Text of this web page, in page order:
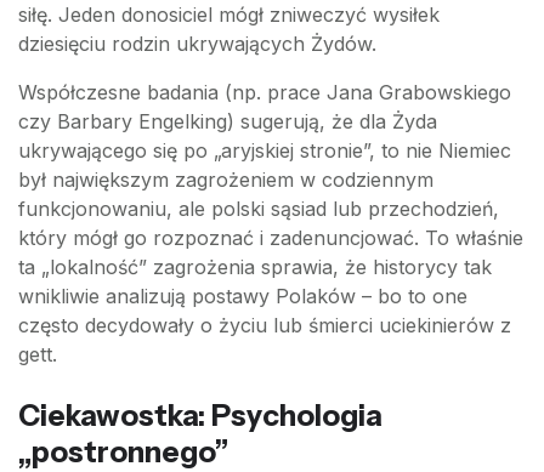
siłę. Jeden donosiciel mógł zniweczyć wysiłek
dziesięciu rodzin ukrywających Żydów.
Współczesne badania (np. prace Jana Grabowskiego
czy Barbary Engelking) sugerują, że dla Żyda
ukrywającego się po „aryjskiej stronie”, to nie Niemiec
był największym zagrożeniem w codziennym
funkcjonowaniu, ale polski sąsiad lub przechodzień,
który mógł go rozpoznać i zadenuncjować. To właśnie
ta „lokalność” zagrożenia sprawia, że historycy tak
wnikliwie analizują postawy Polaków – bo to one
często decydowały o życiu lub śmierci uciekinierów z
gett.
Ciekawostka: Psychologia
„postronnego”